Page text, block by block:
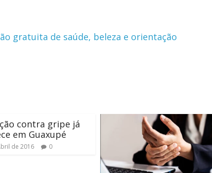
gratuita de saúde, beleza e orientação
contra gripe já
em Guaxupé
de 2016 0